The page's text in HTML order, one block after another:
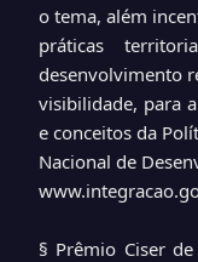
o tema, além
práticas
desenvolvimento
visibilidade, para
e conceitos da
Nacional de
§ Prêmio Ciser